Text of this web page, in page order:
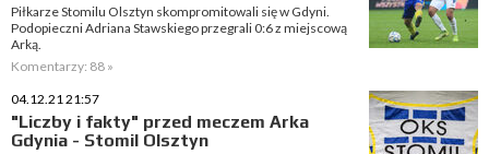
Piłkarze Stomilu Olsztyn skompromitowali się w Gdyni.
Podopieczni Adriana Stawskiego przegrali 0:6 z miejscową
Arką.
Komentarzy: 88 »
04.12.21 21:57
"Liczby i fakty" przed meczem Arka
Gdynia - Stomil Olsztyn